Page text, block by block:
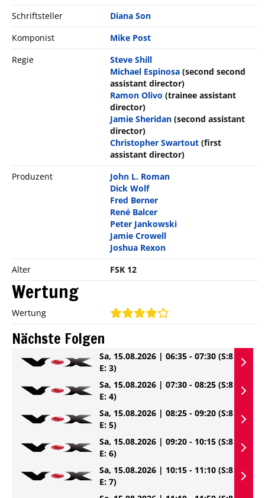
Schriftsteller
Diana Son
Komponist
Mike Post
Regie
Steve Shill
Michael Espinosa (second second
assistant director)
Ramon Olivo (trainee assistant
director)
Jamie Sheridan (second assistant
director)
Christopher Swartout (first
assistant director)
Produzent
John L. Roman
Dick Wolf
Fred Berner
René Balcer
Peter Jankowski
Jamie Crowell
Joshua Rexon
Alter
FSK 12
Wertung
Wertung
Nächste Folgen
Sa, 15.08.2026 | 06:35 - 07:30 (S:8
E: 3)
Sa, 15.08.2026 | 07:30 - 08:25 (S:8
E: 4)
Sa, 15.08.2026 | 08:25 - 09:20 (S:8
E: 5)
Sa, 15.08.2026 | 09:20 - 10:15 (S:8
E: 6)
Sa, 15.08.2026 | 10:15 - 11:10 (S:8
E: 7)